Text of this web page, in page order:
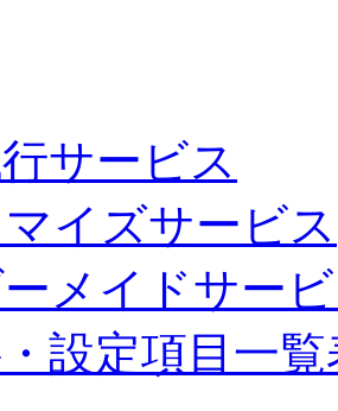
サービス
イズサービス
メイドサー
設定項目一覧